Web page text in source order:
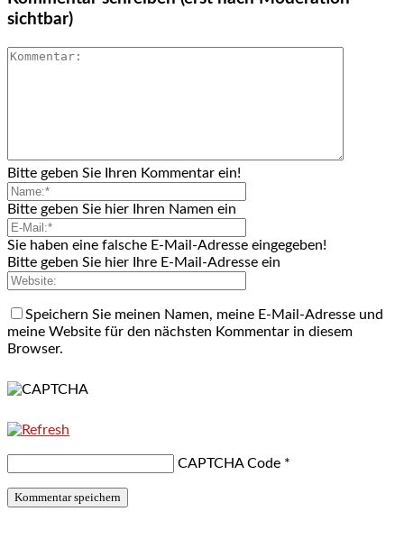
sichtbar)
Bitte geben Sie Ihren Kommentar ein!
Bitte geben Sie hier Ihren Namen ein
Sie haben eine falsche E-Mail-Adresse eingegeben!
Bitte geben Sie hier Ihre E-Mail-Adresse ein
Speichern Sie meinen Namen, meine E-Mail-Adresse und
meine Website für den nächsten Kommentar in diesem
Browser.
CAPTCHA Code *